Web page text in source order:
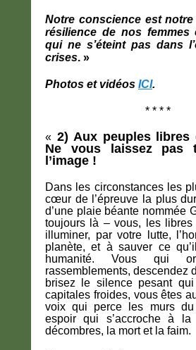
Notre conscience est
résilience de nos femmes
qui ne s’éteint pas dans
crises. »
Photos et vidéos ICI.
* * * *
« 2) Aux peuples
Ne vous laissez pas
l’image !
Dans les circonstances les
cœur de l’épreuve la plus
d’une plaie béante nommée
toujours là – vous, les
illuminer, par votre lutte,
planète, et à sauver ce
humanité. Vous qui
rassemblements, descendez
brisez le silence pesant
capitales froides, vous êtes
voix qui perce les murs du
espoir qui s’accroche à
décombres, la mort et la faim.